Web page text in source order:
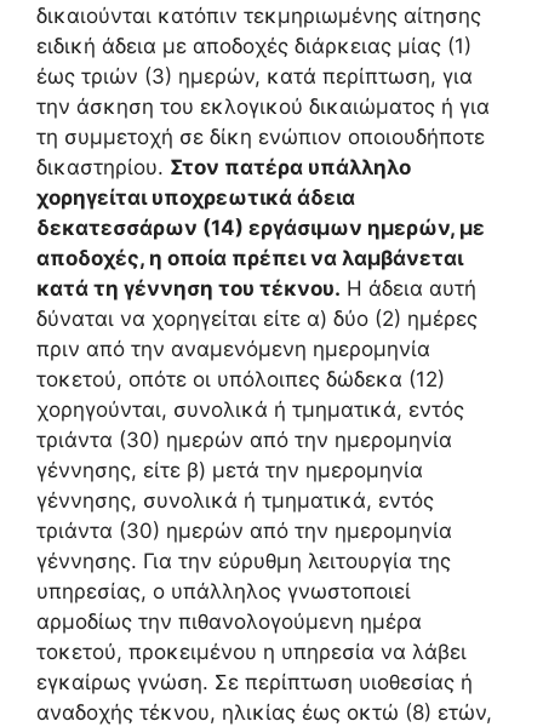
δικαιούνται κατόπιν τεκμηριωμένης αίτησης
ειδική άδεια με αποδοχές διάρκειας μίας (1)
έως τριών (3) ημερών, κατά περίπτωση, για
την άσκηση του εκλογικού δικαιώματος ή για
τη συμμετοχή σε δίκη ενώπιον οποιουδήποτε
δικαστηρίου. Στον πατέρα υπάλληλο
χορηγείται υποχρεωτικά άδεια
δεκατεσσάρων (14) εργάσιμων ημερών, με
αποδοχές, η οποία πρέπει να λαμβάνεται
κατά τη γέννηση του τέκνου. Η άδεια αυτή
δύναται να χορηγείται είτε α) δύο (2) ημέρες
πριν από την αναμενόμενη ημερομηνία
τοκετού, οπότε οι υπόλοιπες δώδεκα (12)
χορηγούνται, συνολικά ή τμηματικά, εντός
τριάντα (30) ημερών από την ημερομηνία
γέννησης, είτε β) μετά την ημερομηνία
γέννησης, συνολικά ή τμηματικά, εντός
τριάντα (30) ημερών από την ημερομηνία
γέννησης. Για την εύρυθμη λειτουργία της
υπηρεσίας, ο υπάλληλος γνωστοποιεί
αρμοδίως την πιθανολογούμενη ημέρα
τοκετού, προκειμένου η υπηρεσία να λάβει
εγκαίρως γνώση. Σε περίπτωση υιοθεσίας ή
αναδοχής τέκνου, ηλικίας έως οκτώ (8) ετών,